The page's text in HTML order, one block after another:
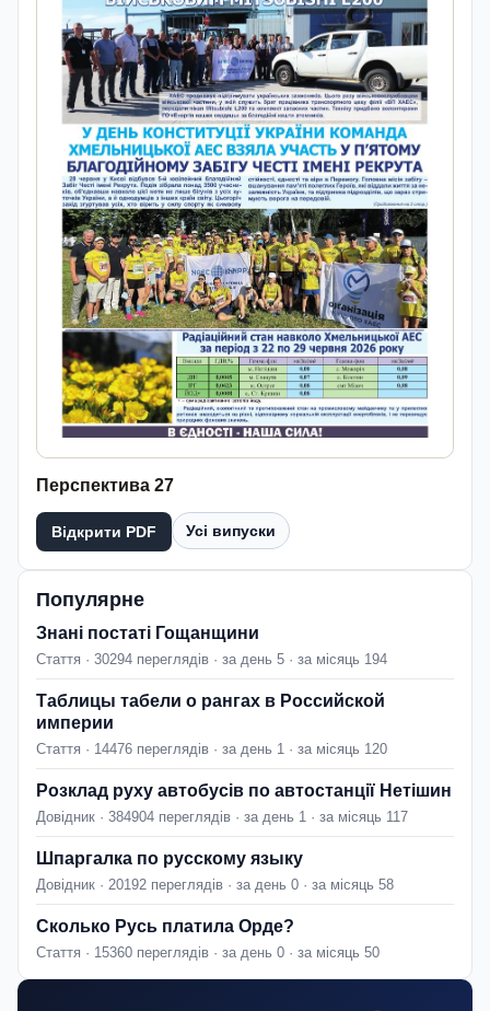
Перспектива 27
Відкрити PDF Усі випуски
Популярне
Знані постаті Гощанщини
Стаття · 30294 переглядів · за день 5 · за місяць 194
Таблицы табели о рангах в Российской
империи
Стаття · 14476 переглядів · за день 1 · за місяць 120
Розклад руху автобусів по автостанції Нетішин
Довідник · 384904 переглядів · за день 1 · за місяць 117
Шпаргалка по русскому языку
Довідник · 20192 переглядів · за день 0 · за місяць 58
Сколько Русь платила Орде?
Стаття · 15360 переглядів · за день 0 · за місяць 50